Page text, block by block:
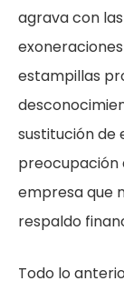
agrava con
estampillas
sustitución de
preocupación
empresa que
respaldo
Todo lo